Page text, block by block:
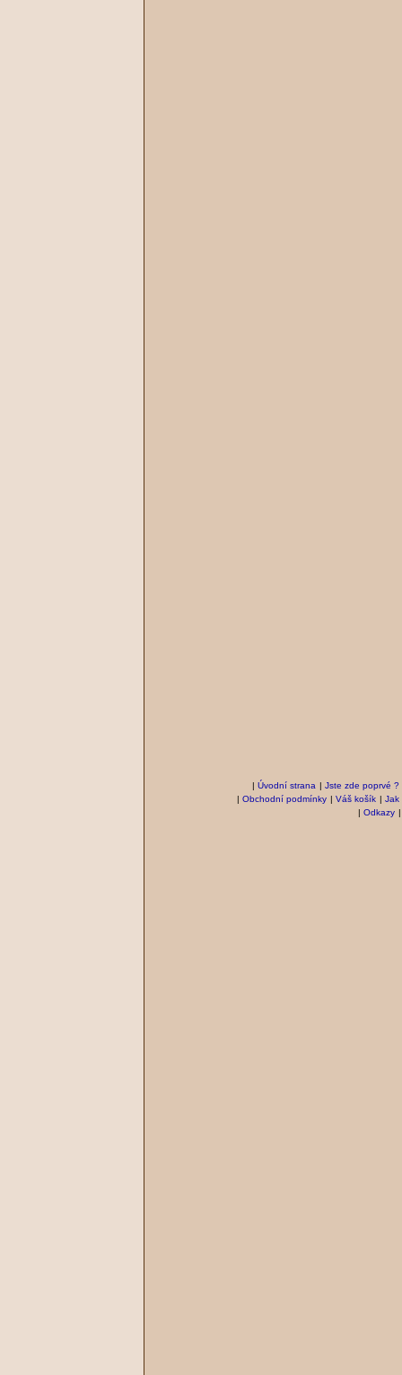
| Úvodní strana | Jste zde poprvé ?
| Obchodní podmínky | Váš košík | Jak
| Odkazy